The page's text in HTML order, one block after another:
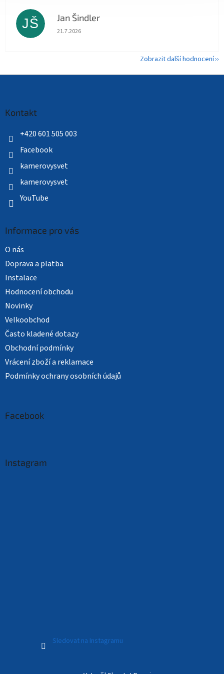
JŠ Jan Šindler
Hodnocení obchodu je 5 z 5 hvězdiček.
21.7.2026
Zobrazit další hodnocení
Kontakt
+420 601 505 003
Facebook
kamerovysvet
kamerovysvet
YouTube
Informace pro vás
O nás
Doprava a platba
Instalace
Hodnocení obchodu
Novinky
Velkoobchod
Často kladené dotazy
Obchodní podmínky
Vrácení zboží a reklamace
Podmínky ochrany osobních údajů
Facebook
Instagram
Sledovat na Instagramu